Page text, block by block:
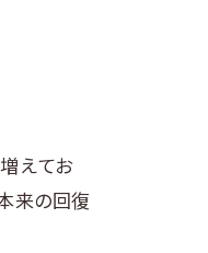
えてお
来の回復